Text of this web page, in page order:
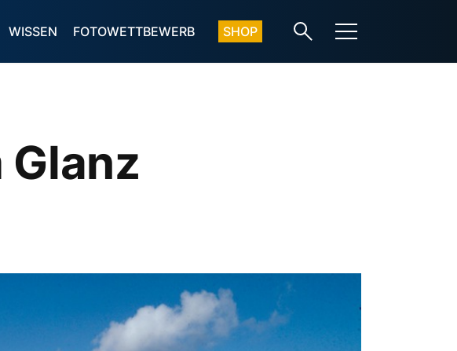
WISSEN FOTOWETTBEWERB SHOP